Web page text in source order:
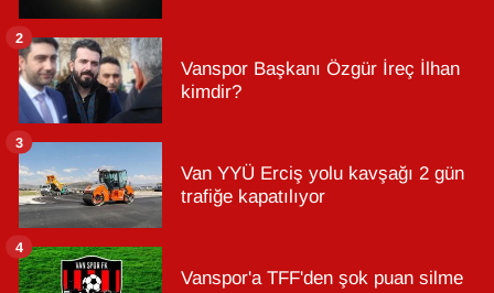
Vanspor Başkanı Özgür İreç İlhan
kimdir?
2
Van YYÜ Erciş yolu kavşağı 2 gün
trafiğe kapatılıyor
3
Vanspor'a TFF'den şok puan silme
4